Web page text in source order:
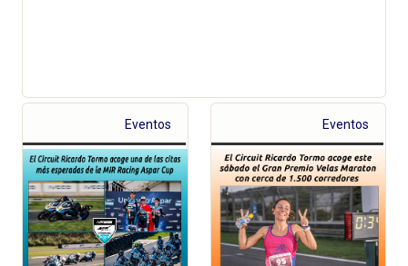
Eventos Eventos